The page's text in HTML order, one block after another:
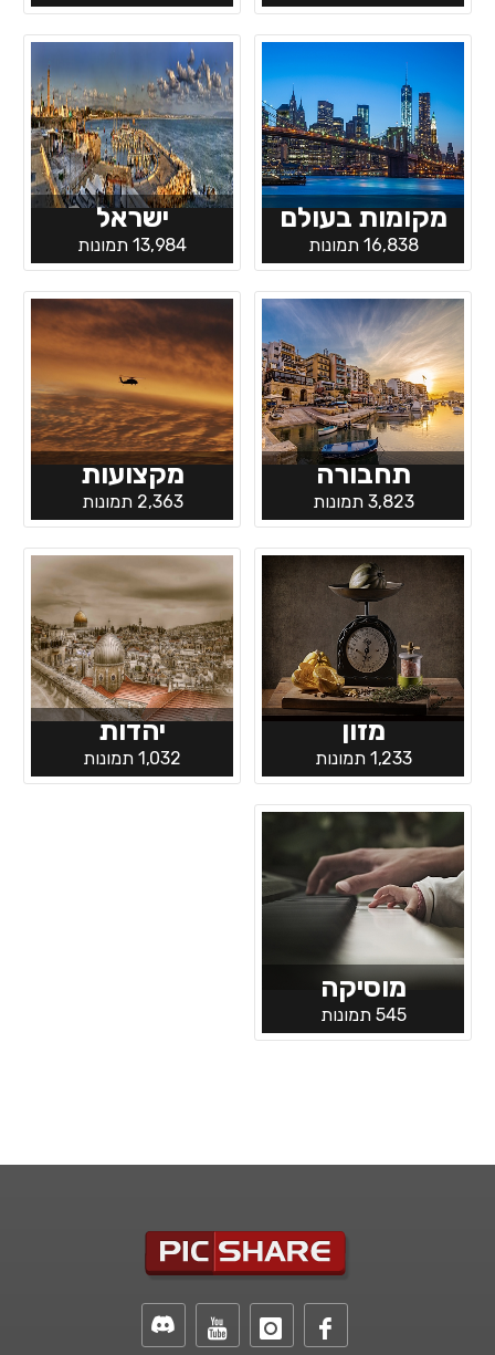
מקומות בעולם
16,838 תמונות
ישראל
13,984 תמונות
תחבורה
3,823 תמונות
מקצועות
2,363 תמונות
מזון
1,233 תמונות
יהדות
1,032 תמונות
מוסיקה
545 תמונות